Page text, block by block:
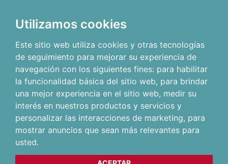
Utilizamos cookies
Este sitio web utiliza cookies y otras tecnologías
de seguimiento para mejorar su experiencia de
navegación con los siguientes fines: para habilitar
la funcionalidad básica del sitio web, para brindar
una mejor experiencia en el sitio web, medir su
interés en nuestros productos y servicios y
personalizar las interacciones de marketing, para
mostrar anuncios que sean más relevantes para
usted.